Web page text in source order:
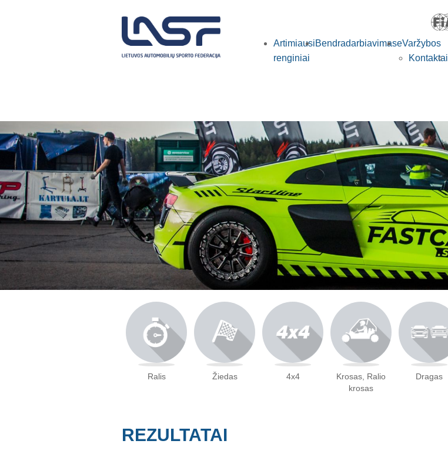
Artimiausi
renginiai
BendradarbiavimaseVaržybos
Kontaktai
Ralis Žiedas 4x4
Krosas, Ralio
krosas
Dragas
REZULTATAI